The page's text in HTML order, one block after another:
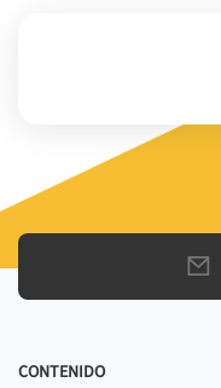
CONTENIDO